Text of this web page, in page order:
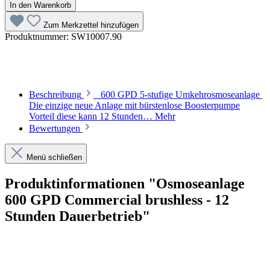
In den Warenkorb
Zum Merkzettel hinzufügen
Produktnummer: SW10007.90
Beschreibung
600 GPD 5-stufige Umkehrosmoseanlage
Die einzige neue Anlage mit bürstenlose Boosterpumpe
Vorteil diese kann 12 Stunden… Mehr
Bewertungen
Menü schließen
Produktinformationen "Osmoseanlage
600 GPD Commercial brushless - 12
Stunden Dauerbetrieb"